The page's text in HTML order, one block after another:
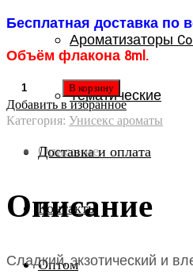
Ароматизаторы
Тематические
Доставка и оплата
Контакты
Оптом
Бесплатная доставка по
Объём флакона 8ml.
В корзину
Добавить в избранное
Категория: Унисекс ароматы
Описание
Описание
Сладкий, экзотический и